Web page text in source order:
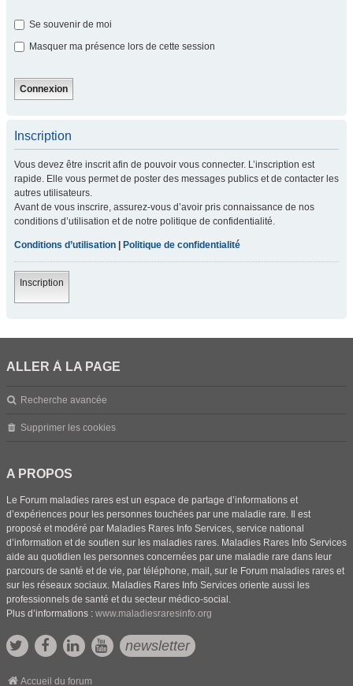
Se souvenir de moi
Masquer ma présence lors de cette session
Inscription
Vous devez être inscrit afin de pouvoir vous connecter. L’inscription est
rapide. Elle vous permet de poster des messages publics et de contacter les
autres utilisateurs.
Avant de vous inscrire, assurez-vous d’avoir pris connaissance de nos
conditions d’utilisation et de notre politique de confidentialité.
Conditions d’utilisation Politique de confidentialité
Inscription
ALLER À LA PAGE
Recherche avancée
Supprimer les cookies
A PROPOS
Le Forum maladies rares est un espace de partage d’informations et
d’expériences pour les personnes touchées par une maladie rare. Il est
proposé et modéré par Maladies Rares Info Services, service national
d’information et de soutien sur les maladies rares. Maladies Rares Info Services
aide au quotidien les personnes concernées par une maladie rare dans leur
parcours de santé et de vie, par téléphone, mail, sur le Forum maladies rares et
sur les réseaux sociaux. Maladies Rares Info Services oriente aussi les
professionnels de santé et du secteur médico-social.
Plus d’informations : www.maladiesraresinfo.org
newsletter
Accueil du forum